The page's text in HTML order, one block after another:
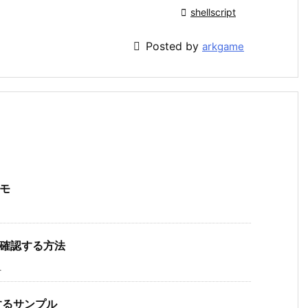
 shellscript
 Posted by arkgame
認する方法
サンプル